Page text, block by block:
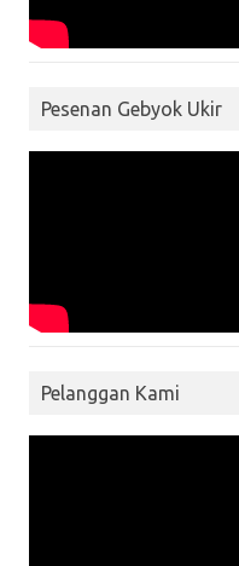
Pesenan Gebyok Ukir
Pelanggan Kami